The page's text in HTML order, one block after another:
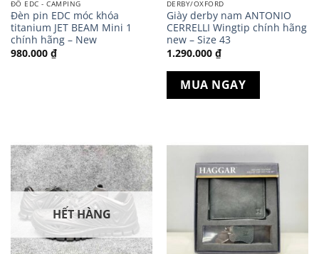
ĐỒ EDC - CAMPING
Đèn pin EDC móc khóa
titanium JET BEAM Mini 1
chính hãng – New
980.000 ₫
DERBY/OXFORD
Giày derby nam ANTONIO
CERRELLI Wingtip chính hãng
new – Size 43
1.290.000 ₫
MUA NGAY
HẾT HÀNG